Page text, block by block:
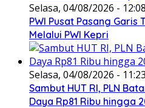
Selasa, 04/08/2026 -
PWI Pusat Pasang Garis
Melalui PWI Kepri
Selasa, 04/08/2026 -
Sambut HUT RI, PLN
Daya Rp81 Ribu hingga